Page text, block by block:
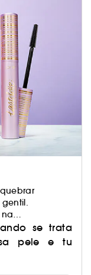
artística E no
se trata
pele e tu